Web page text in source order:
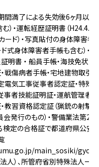
間満了による失効後6ヶ月以内
）・運転経歴証明書（H24.4.1
ード）・写真貼付の身体障害
式身体障害者手帳も含む）・
明書 ・ 船員手帳・海技免状・
戦傷病者手帳・宅地建物取引
電気工事従事者認定証・特殊
事者技能証明証・運航管理者
教習資格認定証（猟銃の射撃
会発行のもの）・警備業法第
検定の合格証で都道府県公安
main_sosiki/
人）、所管府省別特殊法人一覧